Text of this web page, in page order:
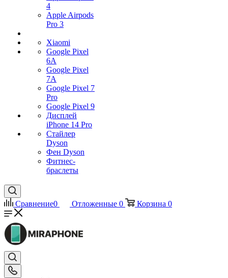
4
Apple Airpods
Pro 3
Xiaomi
Google Pixel
6A
Google Pixel
7А
Google Pixel 7
Pro
Google Pixel 9
Дисплей
iPhone 14 Pro
Стайлер
Dyson
Фен Dyson
Фитнес-
браслеты
Сравнение0 Отложенные 0 Корзина 0